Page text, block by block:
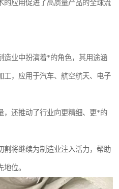
的应用促进了高质量产品的全球流
造业中扮演着*的角色，其用途涵
工，应用于汽车、航空航天、电子
，还推动了行业向更精细、更*的
割将继续为制造业注入活力，帮助
位。